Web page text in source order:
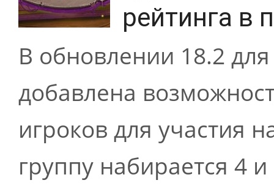
рейтинга в
В обновлении 18.2
добавлена
игроков для участия
группу набирается 4